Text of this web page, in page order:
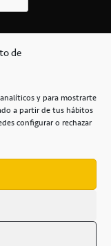
de
y para mostrarte
a partir de tus hábitos
configurar o rechazar
DE COOKIES /